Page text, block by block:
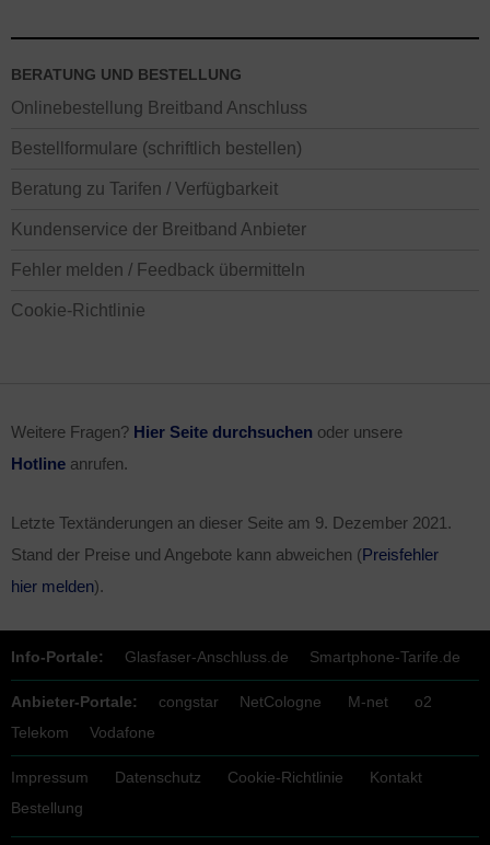
BERATUNG UND BESTELLUNG
Onlinebestellung Breitband Anschluss
Bestellformulare (schriftlich bestellen)
Beratung zu Tarifen / Verfügbarkeit
Kundenservice der Breitband Anbieter
Fehler melden / Feedback übermitteln
Cookie-Richtlinie
Weitere Fragen? Hier Seite durchsuchen oder unsere
Hotline anrufen.
Letzte Textänderungen an dieser Seite am 9. Dezember 2021 .
Stand der Preise und Angebote kann abweichen (Preisfehler
hier melden).
Info-Portale: Glasfaser-Anschluss.de Smartphone-Tarife.de
Anbieter-Portale: congstar NetCologne M-net
o2
Telekom
Vodafone
Impressum Datenschutz Cookie-Richtlinie
Kontakt
Bestellung